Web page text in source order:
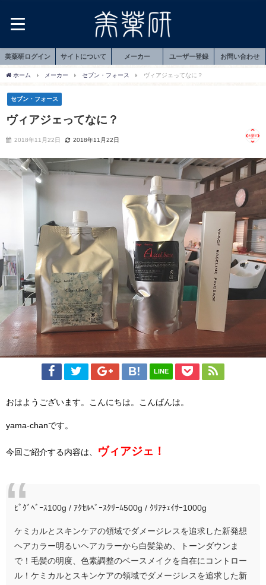
美薬研ログイン サイトについて メーカー ユーザー登録 お問い合わせ
ホーム メーカー セブン・フォース ヴィアジェってなに？
セブン・フォース
ヴィアジェってなに？
2018年11月22日 2018年11月22日
LINE
おはようございます。こんにちは。こんばんは。
yama-chanです。
今回ご紹介する内容は、 ヴィアジェ！
ﾋﾟｸﾞﾍﾞｰｽ100g / ｱｸｾﾙﾍﾞｰｽｸﾘｰﾑ500g / ｸﾘｱﾁｪｲｻｰ1000g
ケミカルとスキンケアの領域でダメージレスを追求した新発想
ヘアカラー明るいヘアカラーから白髪染め、トーンダウンま
で！毛髪の明度、色素調整のベースメイクを自在にコントロー
ル！ケミカルとスキンケアの領域でダメージレスを追求した新